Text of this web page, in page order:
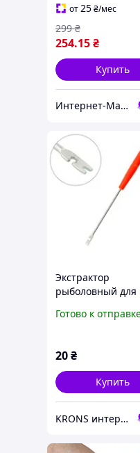
от25₴/мес
254.15₴
299 ₴
Купить
Интернет-Магазин "Uniqum Style". Создай свой уникальный стиль!
Экстрактор
рыболовный для
игловой
Готово к
20₴
Купить
KRONS интернет- магазин